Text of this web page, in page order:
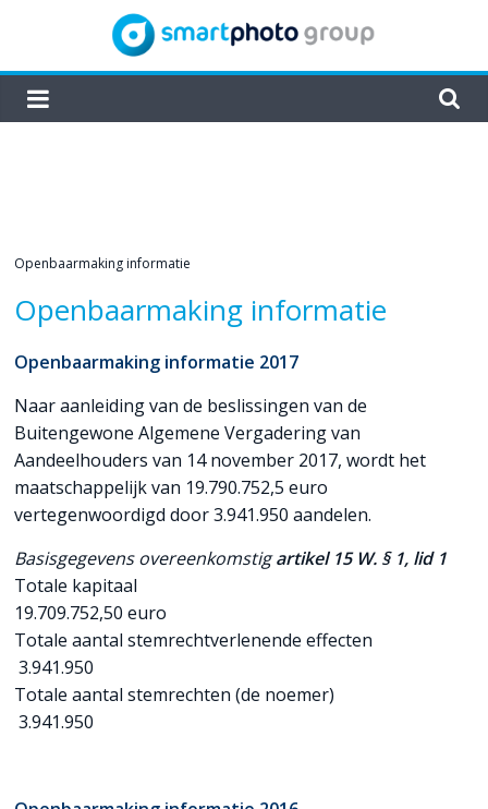
content
smartphoto
Openbaarmaking informatie
Openbaarmaking informatie
Openbaarmaking informatie 2017
Naar aanleiding van de beslissingen van de
Buitengewone Algemene Vergadering van
Aandeelhouders van 14 november 2017, wordt het
maatschappelijk van 19.790.752,5 euro
vertegenwoordigd door 3.941.950 aandelen.
Basisgegevens overeenkomstigartikel 15 W. § 1, lid 1
Totale kapitaal
19.709.752,50 euro
Totale aantal stemrechtverlenende effecten
3.941.950
Totale aantal stemrechten (de noemer)
3.941.950